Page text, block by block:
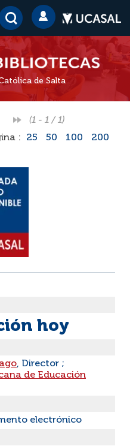
de Salta
(1 - 1 / 1)
:
25 50 100 200
hoy
, Director ;
de Educación
electrónico